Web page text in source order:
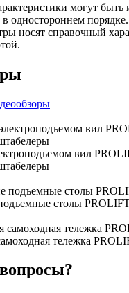
могут быть
одностороннем
носят справочный
вил
столы
тележка